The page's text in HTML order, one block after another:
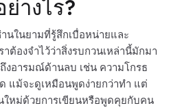
างไร?
นในยามที่รู้สึกเบื่อหน่ายและ
าต้องจำไว้ว่าสิ่งรบกวนเหล่านี้มักมา
งอารมณ์ด้านลบ เช่น ความโกรธ
แม้จะดูเหมือนพูดง่ายกว่าทำ แต่
ใหม่ด้วยการเขียนหรือพูดคุยกับคน